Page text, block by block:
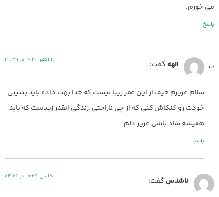
می خورم.
پاسخ
الههگفت: 16 اکتبر 2024 در 14:39
سلام عزیزم حیف از این عمر زیبا نیست که خدا بهت داده باید بشینی
خودت رو کنکاش کنی که از چی ناراحتی .زندگی انقدر زیباست که باید
همیشه شاد باشی عزیز دلم
پاسخ
ناشناسگفت: 15 می 2024 در 04:26